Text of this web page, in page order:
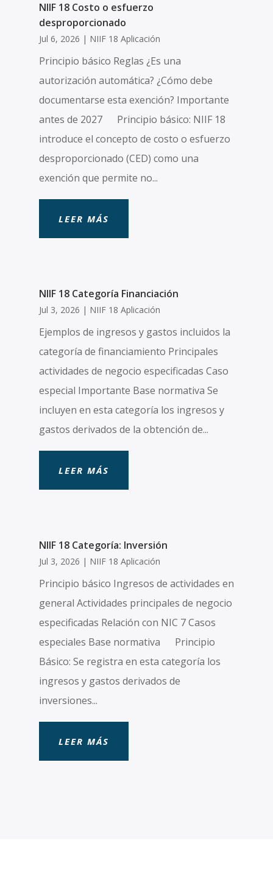
NIIF 18 Costo o esfuerzo
desproporcionado
Jul 6, 2026 | NIIF 18 Aplicación
Principio básico Reglas ¿Es una
autorización automática? ¿Cómo debe
documentarse esta exención? Importante
antes de 2027 Principio básico: NIIF 18
introduce el concepto de costo o esfuerzo
desproporcionado (CED) como una
exención que permite no...
LEER MÁS
NIIF 18 Categoría Financiación
Jul 3, 2026 | NIIF 18 Aplicación
Ejemplos de ingresos y gastos incluidos la
categoría de financiamiento Principales
actividades de negocio especificadas Caso
especial Importante Base normativa Se
incluyen en esta categoría los ingresos y
gastos derivados de la obtención de...
LEER MÁS
NIIF 18 Categoría: Inversión
Jul 3, 2026 | NIIF 18 Aplicación
Principio básico Ingresos de actividades en
general Actividades principales de negocio
especificadas Relación con NIC 7 Casos
especiales Base normativa Principio
Básico: Se registra en esta categoría los
ingresos y gastos derivados de
inversiones...
LEER MÁS